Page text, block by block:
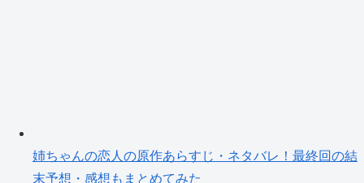
姉ちゃんの恋人の原作あらすじ・ネタバレ！最終回の結
末予想・感想もまとめてみた